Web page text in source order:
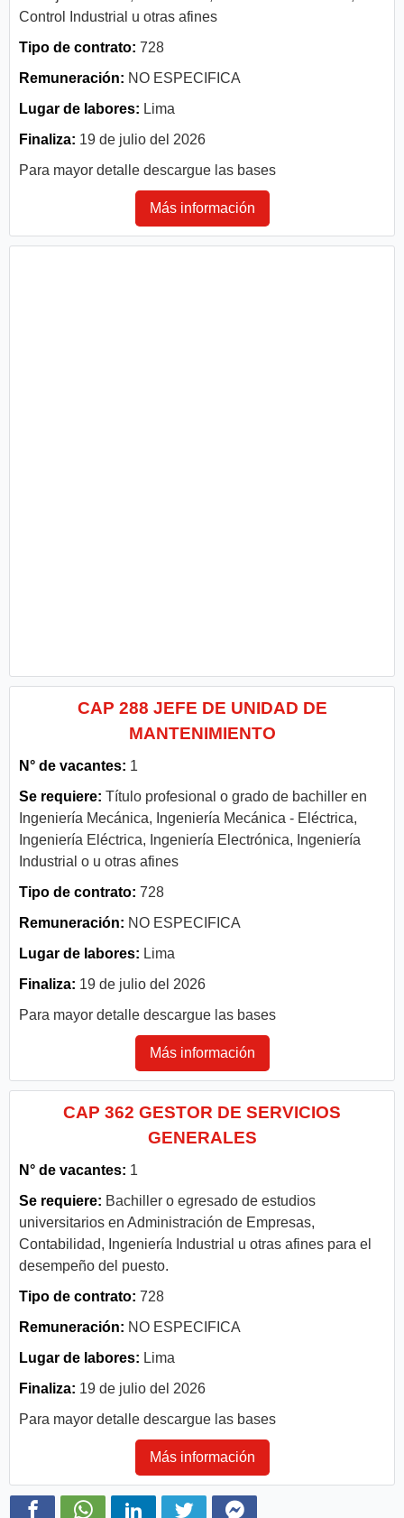
Control Industrial u otras afines
Tipo de contrato: 728
Remuneración: NO ESPECIFICA
Lugar de labores: Lima
Finaliza: 19 de julio del 2026
Para mayor detalle descargue las bases
Más información
CAP 288 JEFE DE UNIDAD DE
MANTENIMIENTO
N° de vacantes: 1
Se requiere: Título profesional o grado de bachiller en
Ingeniería Mecánica, Ingeniería Mecánica - Eléctrica,
Ingeniería Eléctrica, Ingeniería Electrónica, Ingeniería
Industrial o u otras afines
Tipo de contrato: 728
Remuneración: NO ESPECIFICA
Lugar de labores: Lima
Finaliza: 19 de julio del 2026
Para mayor detalle descargue las bases
Más información
CAP 362 GESTOR DE SERVICIOS
GENERALES
N° de vacantes: 1
Se requiere: Bachiller o egresado de estudios
universitarios en Administración de Empresas,
Contabilidad, Ingeniería Industrial u otras afines para el
desempeño del puesto.
Tipo de contrato: 728
Remuneración: NO ESPECIFICA
Lugar de labores: Lima
Finaliza: 19 de julio del 2026
Para mayor detalle descargue las bases
Más información